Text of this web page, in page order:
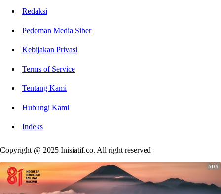
Redaksi
Pedoman Media Siber
Kebijakan Privasi
Terms of Service
Tentang Kami
Hubungi Kami
Indeks
Copyright @ 2025 Inisiatif.co. All right reserved